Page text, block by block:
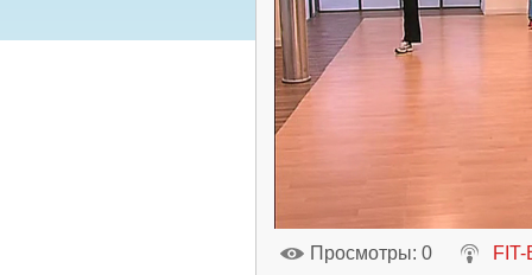
Просмотры: 0 FIT-